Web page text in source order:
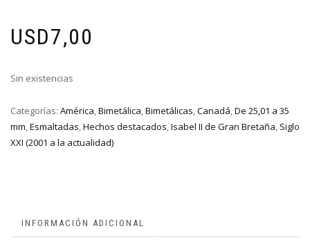
USD7,00
Sin existencias
Categorías: América,Bimetálica,Bimetálicas,Canadá,De 25,01 a 35
mm,Esmaltadas,Hechos destacados,Isabel II de Gran Bretaña, Siglo
XXI (2001 a la actualidad)
INFORMACIÓN ADICIONAL